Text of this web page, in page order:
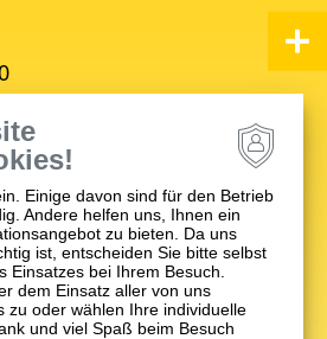
Einige davon sind für den Betrieb
Andere helfen uns, Ihnen ein
zu bieten. Da uns
ist, entscheiden Sie bitte selbst
Einsatzes bei Ihrem Besuch.
dem Einsatz aller von uns
zu oder wählen Ihre individuelle
und viel Spaß beim Besuch